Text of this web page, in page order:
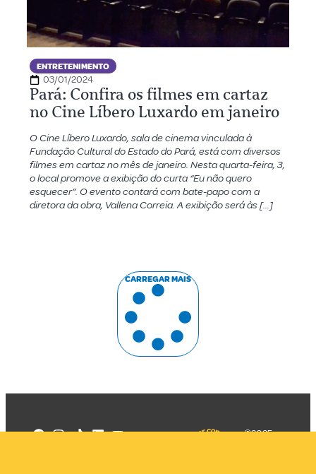
ENTRETENIMENTO
03/01/2024
Pará: Confira os filmes em cartaz
no Cine Líbero Luxardo em janeiro
O Cine Líbero Luxardo, sala de cinema vinculada à
Fundação Cultural do Estado do Pará, está com diversos
filmes em cartaz no mês de janeiro. Nesta quarta-feira, 3,
o local promove a exibição do curta “Eu não quero
esquecer”. O evento contará com bate-papo com a
diretora da obra, Vallena Correia. A exibição será às […]
CARREGAR MAIS
©2025